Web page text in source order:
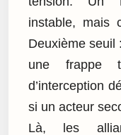
instable, mais
Deuxième seuil
une frappe
d’interception
si un acteur
Là, les